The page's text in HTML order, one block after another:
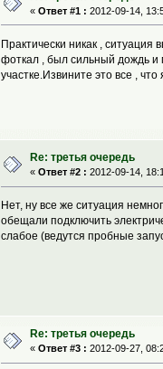
« Ответ #1 : 2012-09-14,
Практически никак , ситуация
фоткал , был сильный дождь и
участке.Извините это все ,
Re: третья очередь
« Ответ #2 : 2012-09-14,
Нет, ну все же ситуация
обещали подключить
слабое (ведутся пробные
Re: третья очередь
« Ответ #3 : 2012-09-27,